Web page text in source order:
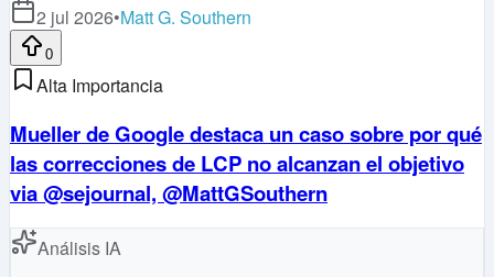
2 jul 2026•Matt G. Southern
0
Alta Importancia
Mueller de Google destaca un caso sobre por qué
las correcciones de LCP no alcanzan el objetivo
via @sejournal, @MattGSouthern
Análisis IA